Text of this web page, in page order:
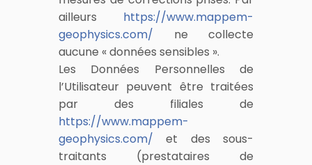
ailleurs https://www.mappem-
geophysics.com/ ne collecte
aucune « données sensibles ».
Les Données Personnelles de
l’Utilisateur peuvent être traitées
par des filiales de
https://www.mappem-
geophysics.com/ et des sous-
traitants (prestataires de